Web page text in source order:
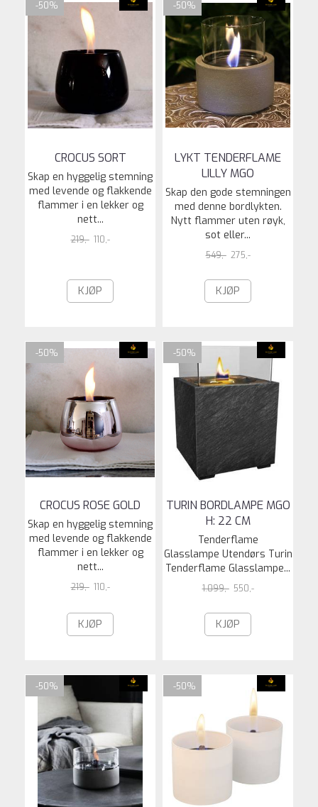
-50%
CROCUS SORT
Skap en hyggelig stemning
med levende og flakkende
flammer i en lekker og
nett...
219,- 110,-
KJØP
-50%
LYKT TENDERFLAME
LILLY MGO
Skap den gode stemningen
med denne bordlykten.
Nytt flammer uten røyk,
sot eller...
549,- 275,-
KJØP
-50%
CROCUS ROSE GOLD
Skap en hyggelig stemning
med levende og flakkende
flammer i en lekker og
nett...
219,- 110,-
KJØP
-50%
TURIN BORDLAMPE MGO
H: 22 CM
Tenderflame
Glasslampe Utendørs Turin
Tenderflame Glasslampe...
1.099,- 550,-
KJØP
-50% -50%